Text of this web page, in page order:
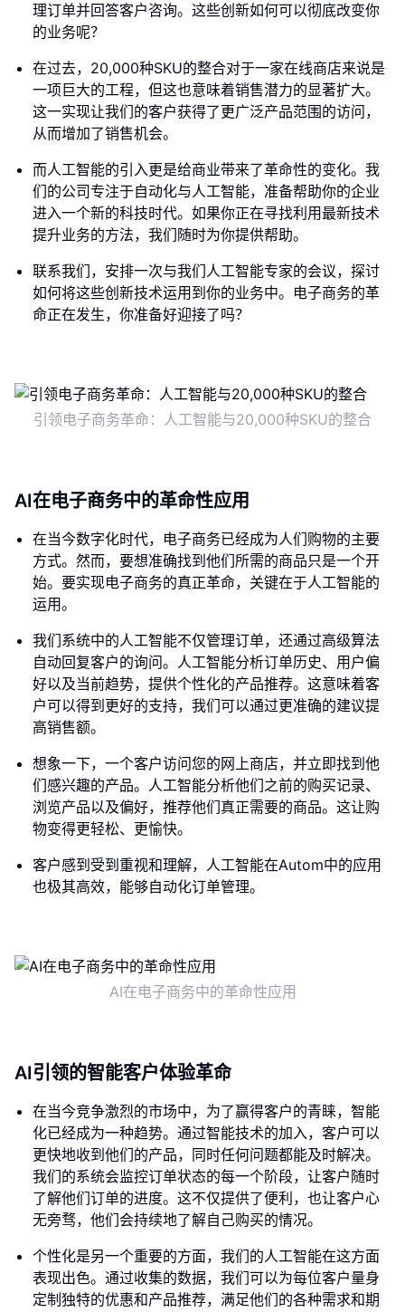
理订单并回答客户咨询。这些创新如何可以彻底改变你
的业务呢？
在过去，20,000种SKU的整合对于一家在线商店来说是
一项巨大的工程，但这也意味着销售潜力的显著扩大。
这一实现让我们的客户获得了更广泛产品范围的访问，
从而增加了销售机会。
而人工智能的引入更是给商业带来了革命性的变化。我
们的公司专注于自动化与人工智能，准备帮助你的企业
进入一个新的科技时代。如果你正在寻找利用最新技术
提升业务的方法，我们随时为你提供帮助。
联系我们，安排一次与我们人工智能专家的会议，探讨
如何将这些创新技术运用到你的业务中。电子商务的革
命正在发生，你准备好迎接了吗？
引领电子商务革命：人工智能与20,000种SKU的整合
AI在电子商务中的革命性应用
在当今数字化时代，电子商务已经成为人们购物的主要
方式。然而，要想准确找到他们所需的商品只是一个开
始。要实现电子商务的真正革命，关键在于人工智能的
运用。
我们系统中的人工智能不仅管理订单，还通过高级算法
自动回复客户的询问。人工智能分析订单历史、用户偏
好以及当前趋势，提供个性化的产品推荐。这意味着客
户可以得到更好的支持，我们可以通过更准确的建议提
高销售额。
想象一下，一个客户访问您的网上商店，并立即找到他
们感兴趣的产品。人工智能分析他们之前的购买记录、
浏览产品以及偏好，推荐他们真正需要的商品。这让购
物变得更轻松、更愉快。
客户感到受到重视和理解，人工智能在Autom中的应用
也极其高效，能够自动化订单管理。
AI在电子商务中的革命性应用
AI引领的智能客户体验革命
在当今竞争激烈的市场中，为了赢得客户的青睐，智能
化已经成为一种趋势。通过智能技术的加入，客户可以
更快地收到他们的产品，同时任何问题都能及时解决。
我们的系统会监控订单状态的每一个阶段，让客户随时
了解他们订单的进度。这不仅提供了便利，也让客户心
无旁骛，他们会持续地了解自己购买的情况。
个性化是另一个重要的方面，我们的人工智能在这方面
表现出色。通过收集的数据，我们可以为每位客户量身
定制独特的优惠和产品推荐，满足他们的各种需求和期